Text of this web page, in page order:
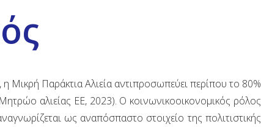
Μικρή Παράκτια Αλιεία αντιπροσωπεύει περίπου το 80%
αλιείας ΕΕ, 2023). Ο κοινωνικοοικονομικός ρόλος
ως αναπόσπαστο στοιχείο της πολιτιστικής